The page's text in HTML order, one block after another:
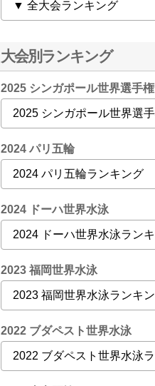
大会別ランキング
2025 シンガポール世界選手権
2024 パリ五輪
2024 ドーハ世界水泳
2023 福岡世界水泳
2022 ブダペスト世界水泳